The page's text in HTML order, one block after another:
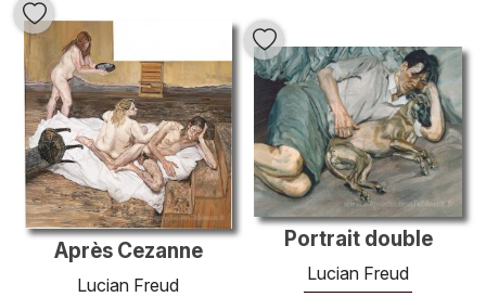
Après Cezanne
Lucian Freud
Portrait double
Lucian Freud